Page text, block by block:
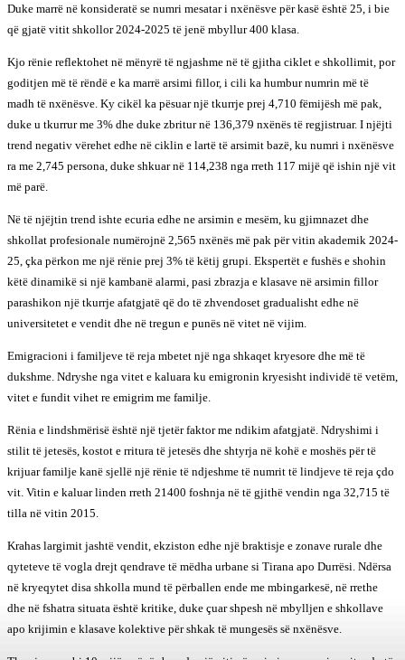
Duke marrë në konsideratë se numri mesatar i nxënësve për kasë është 25, i bie
që gjatë vitit shkollor 2024-2025 të jenë mbyllur 400 klasa.
Kjo rënie reflektohet në mënyrë të ngjashme në të gjitha ciklet e shkollimit, por
goditjen më të rëndë e ka marrë arsimi fillor, i cili ka humbur numrin më të
madh të nxënësve. Ky cikël ka pësuar një tkurrje prej 4,710 fëmijësh më pak,
duke u tkurrur me 3% dhe duke zbritur në 136,379 nxënës të regjistruar. I njëjti
trend negativ vërehet edhe në ciklin e lartë të arsimit bazë, ku numri i nxënësve
ra me 2,745 persona, duke shkuar në 114,238 nga rreth 117 mijë që ishin një vit
më parë.
Në të njëjtin trend ishte ecuria edhe ne arsimin e mesëm, ku gjimnazet dhe
shkollat profesionale numërojnë 2,565 nxënës më pak për vitin akademik 2024-
25, çka përkon me një rënie prej 3% të këtij grupi. Ekspertët e fushës e shohin
këtë dinamikë si një kambanë alarmi, pasi zbrazja e klasave në arsimin fillor
parashikon një tkurrje afatgjatë që do të zhvendoset gradualisht edhe në
universitetet e vendit dhe në tregun e punës në vitet në vijim.
Emigracioni i familjeve të reja mbetet një nga shkaqet kryesore dhe më të
dukshme. Ndryshe nga vitet e kaluara ku emigronin kryesisht individë të vetëm,
vitet e fundit vihet re emigrim me familje.
Rënia e lindshmërisë është një tjetër faktor me ndikim afatgjatë. Ndryshimi i
stilit të jetesës, kostot e rritura të jetesës dhe shtyrja në kohë e moshës për të
krijuar familje kanë sjellë një rënie të ndjeshme të numrit të lindjeve të reja çdo
vit. Vitin e kaluar linden rreth 21400 foshnja në të gjithë vendin nga 32,715 të
tilla në vitin 2015.
Krahas largimit jashtë vendit, ekziston edhe një braktisje e zonave rurale dhe
qyteteve të vogla drejt qendrave të mëdha urbane si Tirana apo Durrësi. Ndërsa
në kryeqytet disa shkolla mund të përballen ende me mbingarkesë, në rrethe
dhe në fshatra situata është kritike, duke çuar shpesh në mbylljen e shkollave
apo krijimin e klasave kolektive për shkak të mungesës së nxënësve.